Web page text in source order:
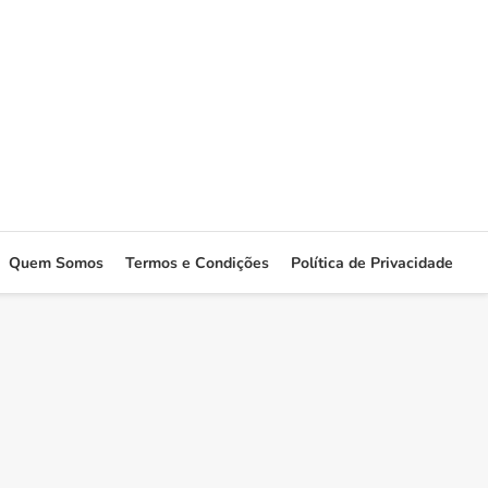
Quem Somos Termos e Condições Política de Privacidade